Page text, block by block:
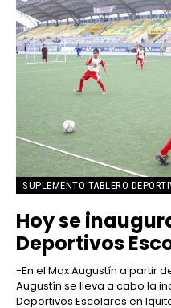
SUPLEMENTO TABLERO
Hoy se
Deportivos
-En el Max Augustín a partir de las 10
Augustín se lleva a cabo la
Deportivos Escolares en